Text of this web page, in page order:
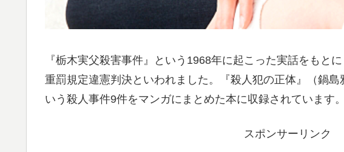
『栃木実父殺害事件』という1968年に起こった実話をもと
重罰規定違憲判決といわれました。『殺人犯の正体』（鍋
いう殺人事件9件をマンガにまとめた本に収録されています。
スポンサーリンク